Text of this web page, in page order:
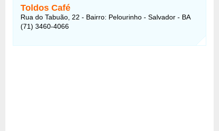
Toldos Café
Rua do Tabuão, 22 - Bairro: Pelourinho - Salvador - BA
(71) 3460-4066